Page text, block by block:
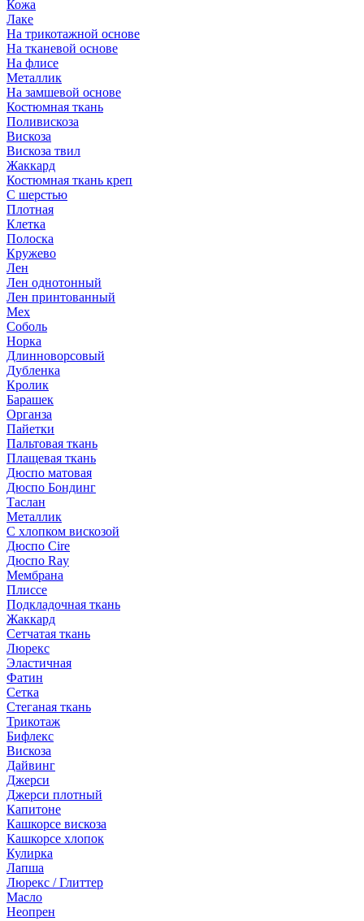
Кожа
Лаке
На трикотажной основе
На тканевой основе
На флисе
Металлик
На замшевой основе
Костюмная ткань
Поливискоза
Вискоза
Вискоза твил
Жаккард
Костюмная ткань креп
С шерстью
Плотная
Клетка
Полоска
Кружево
Лен
Лен однотонный
Лен принтованный
Мех
Соболь
Норка
Длинноворсовый
Дубленка
Кролик
Барашек
Органза
Пайетки
Пальтовая ткань
Плащевая ткань
Дюспо матовая
Дюспо Бондинг
Таслан
Металлик
С хлопком вискозой
Дюспо Cire
Дюспо Ray
Мембрана
Плиссе
Подкладочная ткань
Жаккард
Сетчатая ткань
Люрекс
Эластичная
Фатин
Сетка
Стеганая ткань
Трикотаж
Бифлекс
Вискоза
Дайвинг
Джерси
Джерси плотный
Капитоне
Кашкорсе вискоза
Кашкорсе хлопок
Кулирка
Лапша
Люрекс / Глиттер
Масло
Неопрен